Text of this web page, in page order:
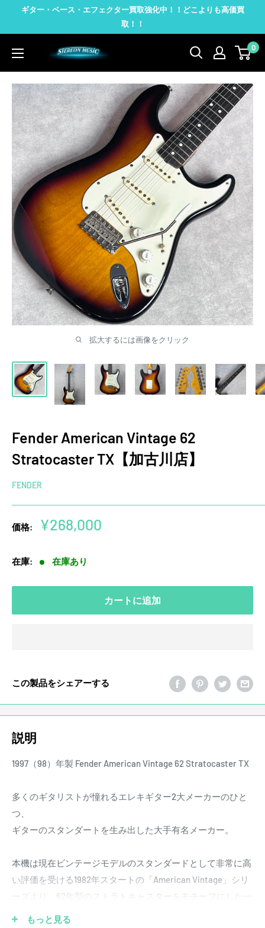
ツ
ギター・ベース・エフェクター買取強化中！！どこよりも高価買
取！！
STEREON
MUSIC
0
拡大するには画像をクリック
Fender American Vintage 62
Stratocaster TX【加古川店】
FENDER
価格:
販
価
格
¥268,000
在庫: 在庫あり
カートに追加
この製品をシェアーする
説明
1997（98）年製 Fender American Vintage 62 Stratocaster TX
多くのギタリストが憧れるエレキギター2大メーカーのひと
つ、
ギターのスタンダートを生み出した大手有名メーカー。
本機は現在ビンテージモデルのスタンダードとして非常に高
い評価を受ける1982年スタートの「American Vintage」シリ
ーズより、62年型のストラトキャスターをモチーフにした一
本。バックキャビティにYAMANOのサインがあり、山野楽器
もっと見る